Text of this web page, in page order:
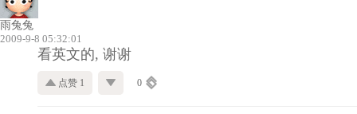
雨兔兔
2009-9-8 05:32:01
看英文的, 谢谢
点赞 1 0